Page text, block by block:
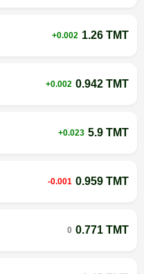
+0.002 1.26 TMT
+0.002 0.942 TMT
+0.023 5.9 TMT
-0.001 0.959 TMT
0 0.771 TMT